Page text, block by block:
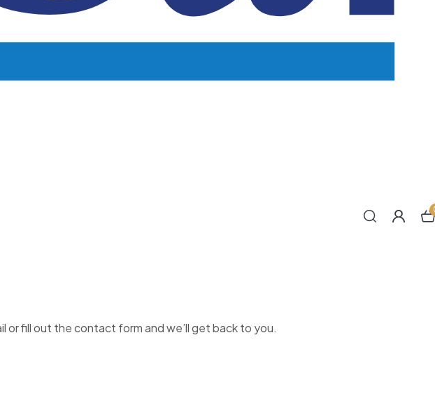
or fill out the contact form and we’ll get back to you.